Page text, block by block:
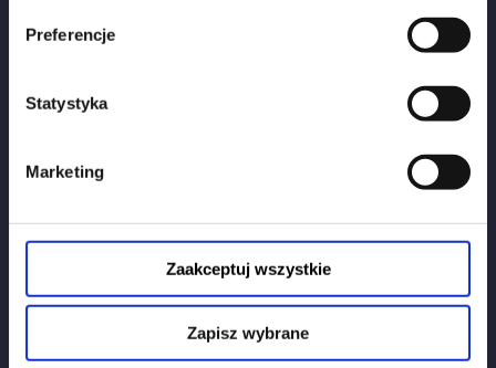
Preferencje
Statystyka
Marketing
Zaakceptuj wszystkie
Zapisz wybrane
NIP 973 -10-00-700, REGON 385256014
Napisz do nas: